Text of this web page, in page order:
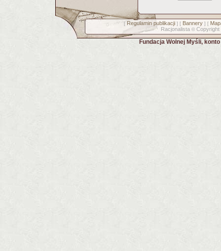
[ Regulamin publikacji] [ Bannery] [
Racjonalista © Copyright
Fundacja Wolnej Myśli,